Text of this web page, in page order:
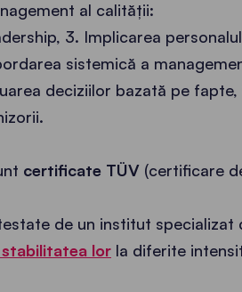
al calității:
3. Implicarea
sistemică a
deciziilor bazată pe fapte,
certificate TÜV (certificare
de un institut specializat
lor la diferite